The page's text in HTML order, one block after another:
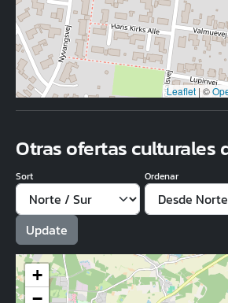
Leaflet | ©
Otras ofertas culturales
Sort Ordenar
+
−